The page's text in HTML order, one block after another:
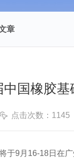
章
国橡胶基
点击次数：1145
于9月16-18日在